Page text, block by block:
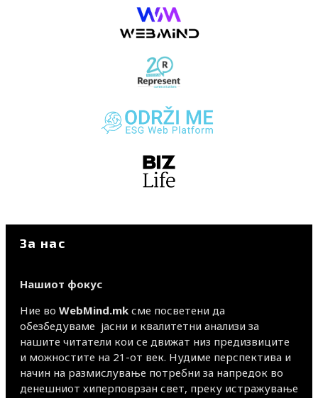
За нас
Нашиот фокус
Ние во WebMind.mk сме посветени да
обезбедуваме јасни и квалитетни анализи за
нашите читатели кои се движат низ предизвиците
и можностите на 21-от век. Нудиме перспектива и
начин на размислување потребни за напредок во
денешниот хиперповрзан свет, преку истражување